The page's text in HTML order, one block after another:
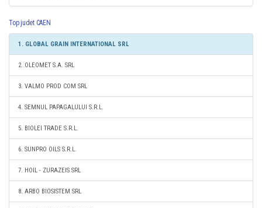
Top judet CAEN
1. GLOBAL GRAIN INTERNATIONAL SRL
2. OLEOMET S.A. SRL
3. VALMO PROD COM SRL
4. SEMNUL PAPAGALULUI S.R.L.
5. BIOLEI TRADE S.R.L.
6. SUNPRO OILS S.R.L.
7. HOIL - ZURAZEIS SRL
8. ARBO BIOSISTEM SRL